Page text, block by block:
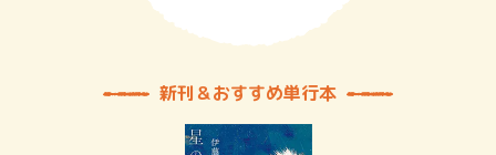
新刊＆おすすめ単行本